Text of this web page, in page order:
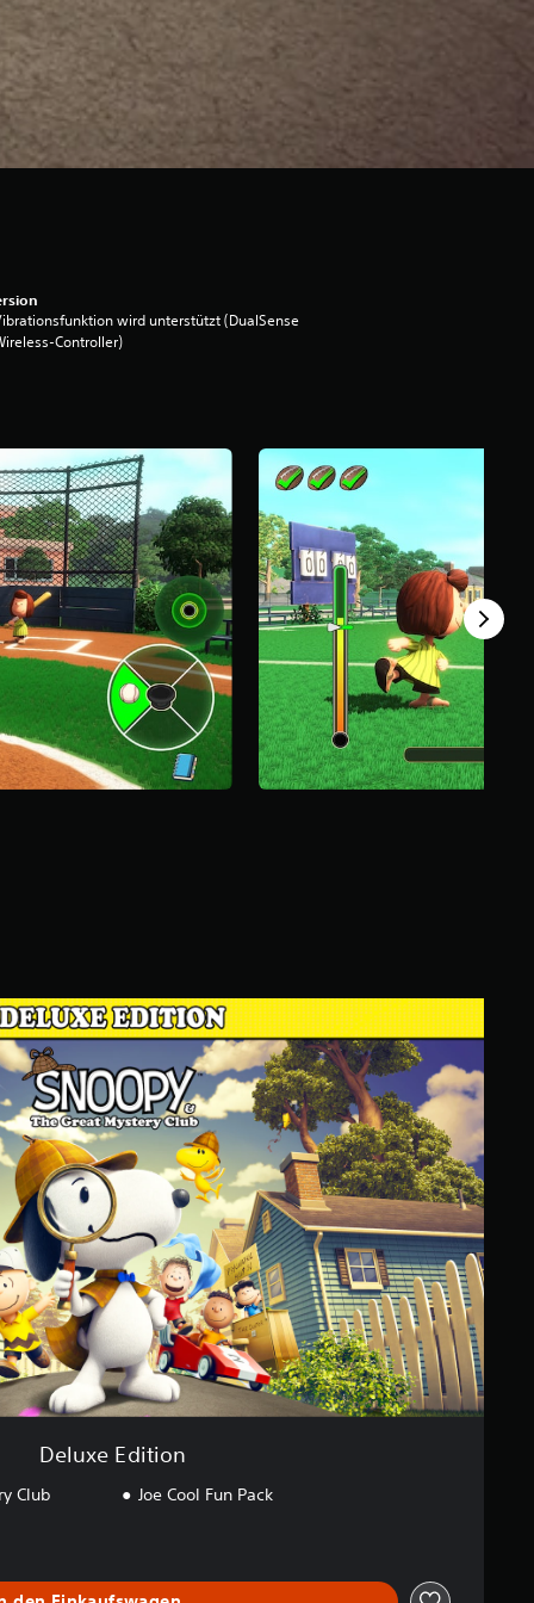
wird unterstützt (DualSense
Controller)
Deluxe Edition
Club Joe Cool Fun Pack